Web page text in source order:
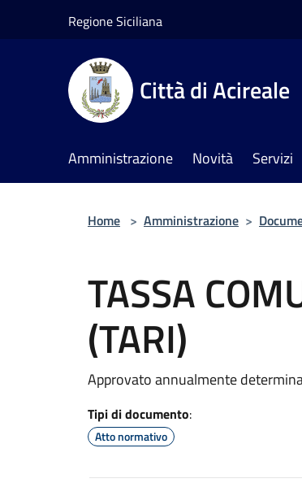
Regione Siciliana
Città di Acireale
Amministrazione Novità Servizi
Home > Amministrazione >
TASSA
(TARI)
Approvato annualmente
Tipi di documento:
Atto normativo